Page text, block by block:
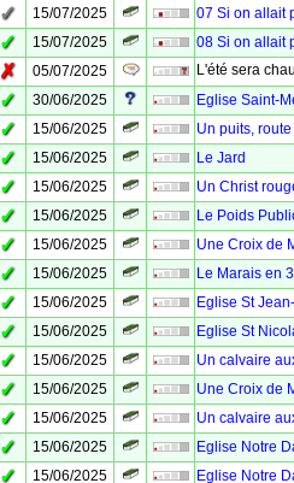
✓ 15/07/2025
07 Si on allait
✓ 15/07/2025
08 Si on allait
✗ 05/07/2025
L'été sera
✓ 30/06/2025
Eglise Saint-
✓ 15/06/2025
Un puits,
✓ 15/06/2025
Le Jard
✓ 15/06/2025
Un Christ
✓ 15/06/2025
Le Poids
✓ 15/06/2025
Une Croix de
✓ 15/06/2025
Le Marais en
✓ 15/06/2025
Eglise St
✓ 15/06/2025
Eglise St
✓ 15/06/2025
Un calvaire
✓ 15/06/2025
Une Croix de
✓ 15/06/2025
Un calvaire
✓ 15/06/2025
Eglise Notre
✓ 15/06/2025
Eglise Notre